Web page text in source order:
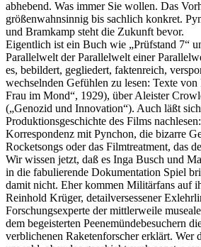
abhebend. Was immer Sie wollen. Das
größenwahnsinnig bis sachlich konkret.
und Bramkamp steht die Zukunft bevor.
Eigentlich ist ein Buch wie „Prüfstand 7“
Parallelwelt der Parallelwelt einer
es, bebildert, gegliedert, faktenreich,
wechselnden Gefühlen zu lesen: Texte
Frau im Mond“, 1929), über Aleister
(„Genozid und Innovation“). Auch läßt
Produktionsgeschichte des Films
Korrespondenz mit Pynchon, die bizarre
Rocketsongs oder das Filmtreatment, das
Wir wissen jetzt, daß es Inga Busch und
in die fabulierende Dokumentation Spiel
damit nicht. Eher kommen Militärfans auf
Reinhold Krüger, detailversessener
Forschungsexperte der mittlerweile
dem begeisterten Peenemündebesuchern
verblichenen Raketenforscher erklärt. Wer